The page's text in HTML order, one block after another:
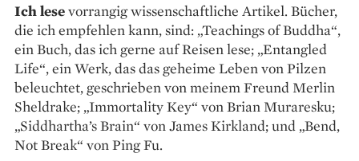
Ich lesevorrangig wissenschaftliche Artikel. Bücher,
die ich empfehlen kann, sind: „Teachings of Buddha“,
ein Buch, das ich gerne auf Reisen lese; „Entangled
Life“, ein Werk, das das geheime Leben von Pilzen
beleuchtet, geschrieben von meinem Freund Merlin
Sheldrake; „Immortality Key“ von Brian Muraresku;
„Siddhartha’s Brain“ von James Kirkland; und „Bend,
Not Break“ von Ping Fu.